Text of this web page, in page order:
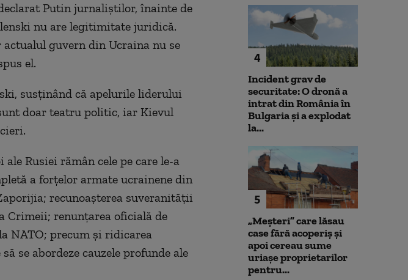
Putin jurnaliștilor, înainte de
nu are legitimitate juridică.
guvern din Ucraina nu se
el.
susținând că apelurile liderului
doar teatru politic, iar Kievul
Rusiei rămân cele pe care le-a
a forțelor armate ucrainene din
recunoașterea suveranității
Crimeii; renunțarea oficială de
NATO; precum și ridicarea
se abordeze cauzele profunde ale
4
Incident grav de
securitate: O dronă a
intrat din România în
Bulgaria şi a explodat
la...
5
„Meșteri” care lăsau
case fără acoperiș și
apoi cereau sume
uriașe proprietarilor
pentru...